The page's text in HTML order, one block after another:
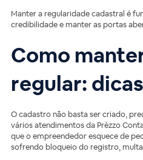
Manter a regularidade cadastral é
credibilidade e manter as portas
Como
regular:
O cadastro não basta ser criado,
vários atendimentos da Prèzzo
que o empreendedor esquece de
sofrendo bloqueio do registro,